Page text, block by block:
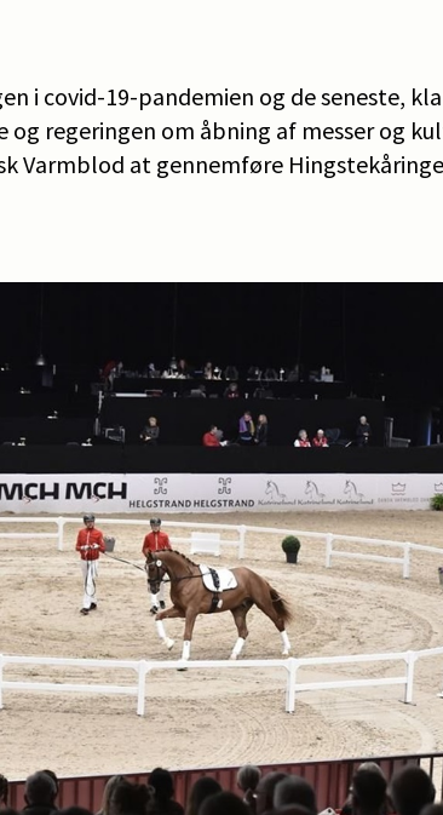
i covid-19-pandemien og de seneste,
og regeringen om åbning af messer og
Varmblod at gennemføre